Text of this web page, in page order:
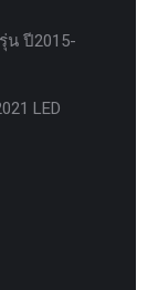
น ปี2015-
LED